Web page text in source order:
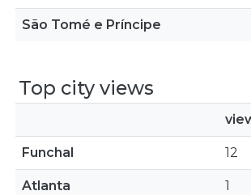
São Tomé e Príncipe
Top city views
Funchal 12
Atlanta 1